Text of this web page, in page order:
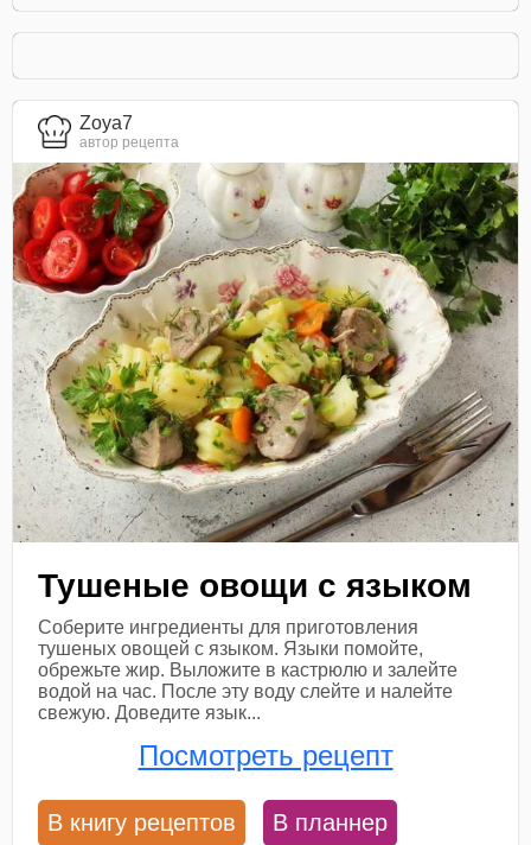
Zoya7
автор рецепта
Тушеные овощи с языком
Соберите ингредиенты для приготовления
тушеных овощей с языком. Языки помойте,
обрежьте жир. Выложите в кастрюлю и залейте
водой на час. После эту воду слейте и налейте
свежую. Доведите язык...
Посмотреть рецепт
В книгу рецептов В планнер